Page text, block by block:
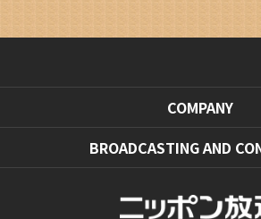
COMPANY
BROADCASTING AND